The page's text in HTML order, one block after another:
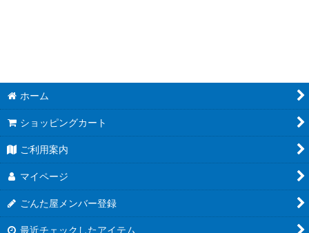
ホーム
ショッピングカート
ご利用案内
マイページ
ごんた屋メンバー登録
最近チェックしたアイテム